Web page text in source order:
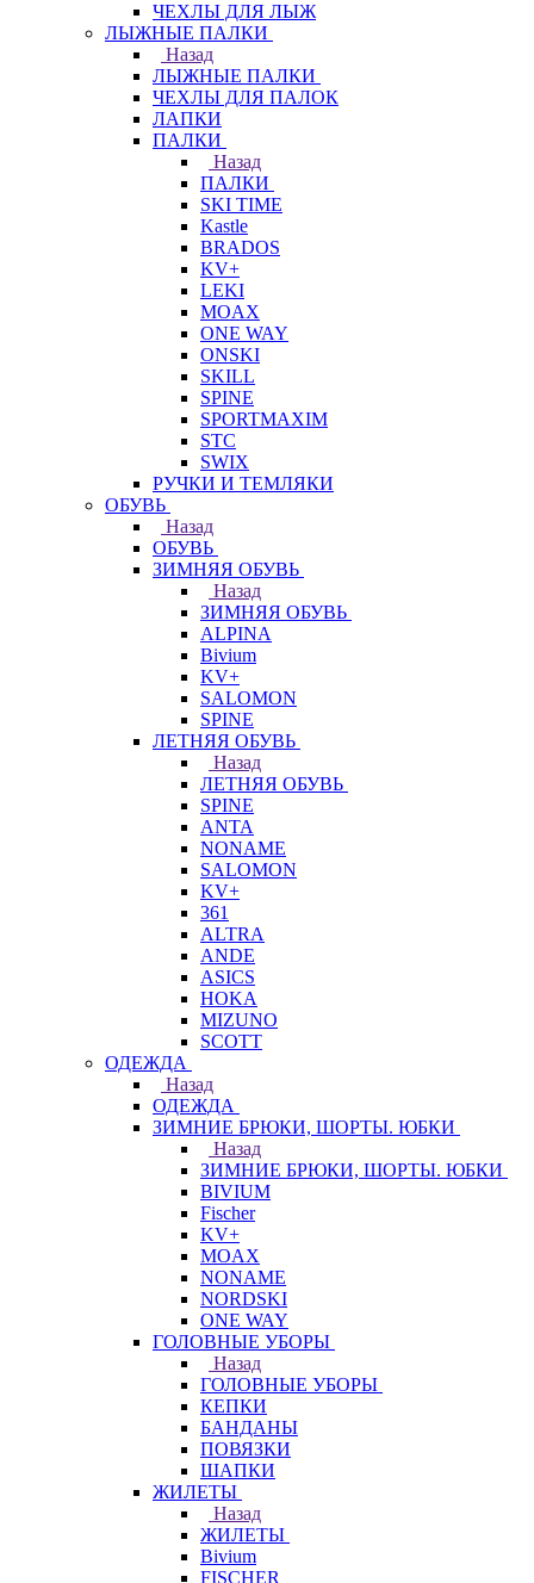
ЧЕХЛЫ ДЛЯ ЛЫЖ
ЛЫЖНЫЕ ПАЛКИ
Назад
ЛЫЖНЫЕ ПАЛКИ
ЧЕХЛЫ ДЛЯ ПАЛОК
ЛАПКИ
ПАЛКИ
Назад
ПАЛКИ
SKI TIME
Kastle
BRADOS
KV+
LEKI
MOAX
ONE WAY
ONSKI
SKILL
SPINE
SPORTMAXIM
STC
SWIX
РУЧКИ И ТЕМЛЯКИ
ОБУВЬ
Назад
ОБУВЬ
ЗИМНЯЯ ОБУВЬ
Назад
ЗИМНЯЯ ОБУВЬ
ALPINA
Bivium
KV+
SALOMON
SPINE
ЛЕТНЯЯ ОБУВЬ
Назад
ЛЕТНЯЯ ОБУВЬ
SPINE
ANTA
NONAME
SALOMON
KV+
361
ALTRA
ANDE
ASICS
HOKA
MIZUNO
SCOTT
ОДЕЖДА
Назад
ОДЕЖДА
ЗИМНИЕ БРЮКИ, ШОРТЫ. ЮБКИ
Назад
ЗИМНИЕ БРЮКИ, ШОРТЫ. ЮБКИ
BIVIUM
Fischer
KV+
MOAX
NONAME
NORDSKI
ONE WAY
ГОЛОВНЫЕ УБОРЫ
Назад
ГОЛОВНЫЕ УБОРЫ
КЕПКИ
БАНДАНЫ
ПОВЯЗКИ
ШАПКИ
ЖИЛЕТЫ
Назад
ЖИЛЕТЫ
Bivium
FISCHER